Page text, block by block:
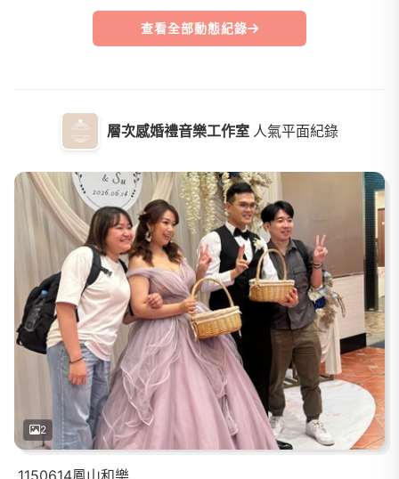
層次感婚禮音樂工作室 人氣平面紀錄
2
1150614鳳山和樂
查看全部動態紀錄